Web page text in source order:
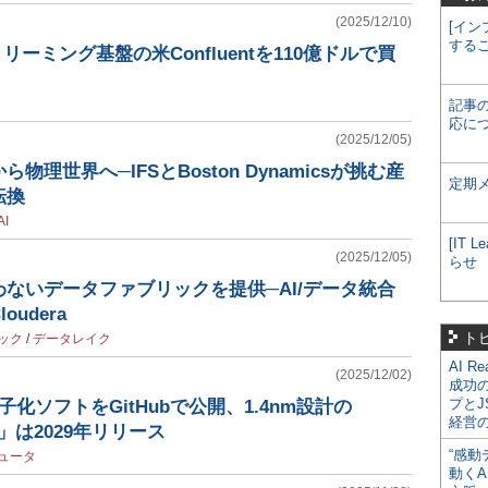
(2025/12/10)
ーミング基盤の米Confluentを110億ドルで買
(2025/12/05)
ら物理世界へ─IFSとBoston Dynamicsが挑む産
換
(2025/12/05)
ないデータファブリックを提供─AI/データ統合
ク /データレイク
(2025/12/02)
化ソフトをGitHubで公開、1.4nm設計の
は2029年リリース
ータ
[イン
する
記事
応に
定期
[IT
らせ
ト
AI
成功
プと
経営
“感動
動く